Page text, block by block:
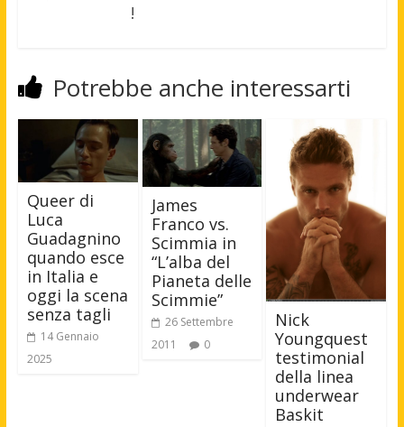
!
Potrebbe anche interessarti
Queer di
Luca
Guadagnino
quando esce
in Italia e
oggi la scena
senza tagli
14 Gennaio
2025
James
Franco vs.
Scimmia in
“L’alba del
Pianeta delle
Scimmie”
26 Settembre
2011
0
Nick
Youngquest
testimonial
della linea
underwear
Baskit